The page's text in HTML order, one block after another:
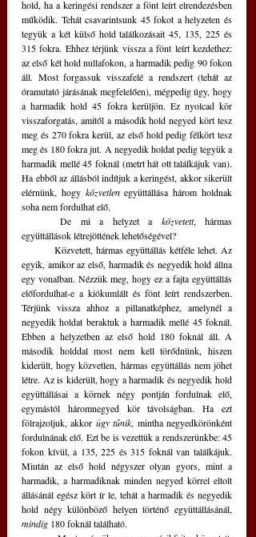
hold, ha a keringési rendszer a fönt leírt elrendezésben
működik. Tehát csavarintsunk 45 fokot a helyzeten és
tegyük a két külső hold találkozásait 45, 135, 225 és
315 fokra. Ehhez térjünk vissza a fönt leírt kezdethez:
az első két hold nullafokon, a harmadik pedig 90 fokon
áll. Most forgassuk visszafelé a rendszert (tehát az
óramutató járásának megfelelően), mégpedig úgy, hogy
a harmadik hold 45 fokra kerüljön. Ez nyolcad kör
visszaforgatás, amitől a második hold negyed kört tesz
meg és 270 fokra kerül, az első hold pedig félkört tesz
meg és 180 fokra jut. A negyedik holdat pedig tegyük a
harmadik mellé 45 foknál (metrt hát ott találkájuk van).
Ha ebből az állásból indítjuk a keringést, akkor sikerült
elérnünk, hogy közvetlen együttállása három holdnak
soha nem fordulhat elő.
	De mi a helyzet a
közvetett, hármas
együttállások létrejöttének lehetőségével?
egyik, amikor az első, harmadik és negyedik hold állna
egy vonalban. Nézzük meg, hogy ez a fajta együttállás
előfordulhat-e a kiókumlált és fönt leírt rendszerben.
Térjünk vissza ahhoz a pillanatképhez, amelynél a
negyedik holdat beraktuk a harmadik mellé 45 foknál.
Ebben a helyzetben az első hold 180 foknál áll. A
második holddal most nem kell törődnünk, hiszen
kiderült, hogy közvetlen, hármas együttállás nem jöhet
létre. Az is kiderült, hogy a harmadik és negyedik hold
együttállásai a körnek négy pontján fordulnak elő,
egymástól háromnegyed kör távolságban. Ha ezt
fölrajzoljuk, akkor úgy tűnik, mintha negyedkörönként
fordulnának elő. Ezt be is vezettük a rendszerünkbe: 45
fokon kívül, a 135, 225 és 315 foknál van találkájuk.
Miután az első hold négyszer olyan gyors, mint a
harmadik, a harmadiknak minden negyed körrel eltolt
állásánál egész kört ír le, tehát a harmadik és negyedik
mindig 180 foknál található.